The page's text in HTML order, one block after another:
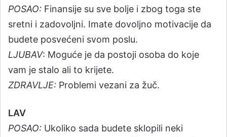
POSAO: Finansije su sve bolje i zbog toga ste
sretni i zadovoljni. Imate dovoljno motivacije da
budete posvećeni svom poslu.
LJUBAV: Moguće je da postoji osoba do koje
vam je stalo ali to krijete.
ZDRAVLJE: Problemi vezani za žuč.
LAV
POSAO: Ukoliko sada budete sklopili neki